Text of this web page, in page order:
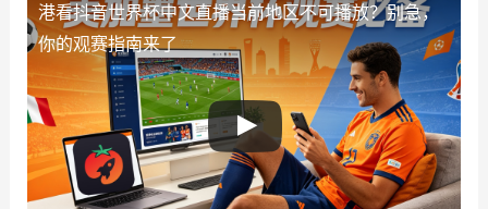
港看抖音世界杯中文直播当前地区不可播放？别急，
你的观赛指南来了